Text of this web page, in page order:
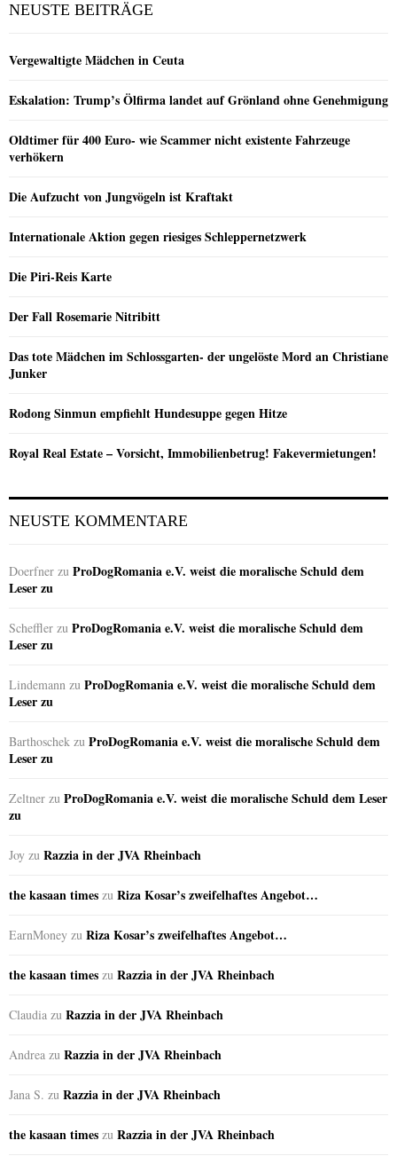
NEUSTE BEITRÄGE
Vergewaltigte Mädchen in Ceuta
Eskalation: Trump’s Ölfirma landet auf Grönland ohne Genehmigung
Oldtimer für 400 Euro- wie Scammer nicht existente Fahrzeuge
verhökern
Die Aufzucht von Jungvögeln ist Kraftakt
Internationale Aktion gegen riesiges Schleppernetzwerk
Die Piri-Reis Karte
Der Fall Rosemarie Nitribitt
Das tote Mädchen im Schlossgarten- der ungelöste Mord an Christiane
Junker
Rodong Sinmun empfiehlt Hundesuppe gegen Hitze
Royal Real Estate – Vorsicht, Immobilienbetrug! Fakevermietungen!
NEUSTE KOMMENTARE
Doerfner zu ProDogRomania e.V. weist die moralische Schuld dem
Leser zu
Scheffler zu ProDogRomania e.V. weist die moralische Schuld dem
Leser zu
Lindemann zu ProDogRomania e.V. weist die moralische Schuld dem
Leser zu
Barthoschek zu ProDogRomania e.V. weist die moralische Schuld dem
Leser zu
Zeltner zu ProDogRomania e.V. weist die moralische Schuld dem Leser
zu
Joy zu Razzia in der JVA Rheinbach
the kasaan times zu Riza Kosar’s zweifelhaftes Angebot…
EarnMoney zu Riza Kosar’s zweifelhaftes Angebot…
the kasaan times zu Razzia in der JVA Rheinbach
Claudia zu Razzia in der JVA Rheinbach
Andrea zu Razzia in der JVA Rheinbach
Jana S. zu Razzia in der JVA Rheinbach
the kasaan times zu Razzia in der JVA Rheinbach